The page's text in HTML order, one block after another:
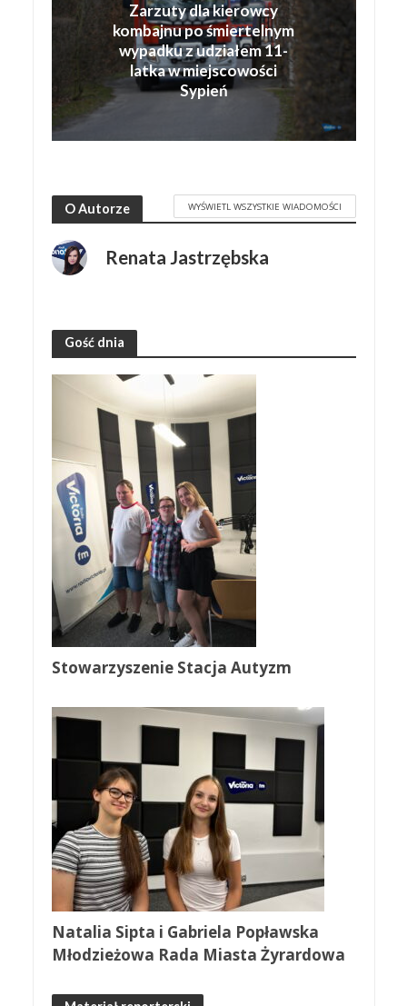
Zarzuty dla kierowcy
kombajnu po śmiertelnym
wypadku z udziałem 11-
latka w miejscowości
Sypień
O Autorze WYŚWIETL WSZYSTKIE WIADOMOŚCI
Renata Jastrzębska
Gość dnia
Stowarzyszenie Stacja Autyzm
Natalia Sipta i Gabriela Popławska
Młodzieżowa Rada Miasta Żyrardowa